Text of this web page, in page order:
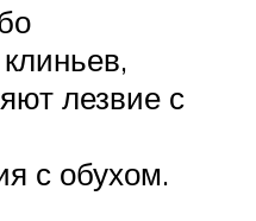
лезвие с
с обухом.